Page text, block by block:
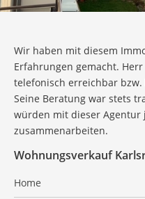
Wohnungsverkauf
Home
Wir haben mit diesem
Erfahrungen gemacht.
telefonisch erreichbar
Seine Beratung war stets
würden mit dieser Agentur
zusammenarbeiten.